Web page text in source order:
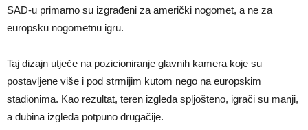
SAD-u primarno su izgrađeni za američki nogomet, a ne za
europsku nogometnu igru.
Taj dizajn utječe na pozicioniranje glavnih kamera koje su
postavljene više i pod strmijim kutom nego na europskim
stadionima. Kao rezultat, teren izgleda spljošteno, igrači su manji,
a dubina izgleda potpuno drugačije.